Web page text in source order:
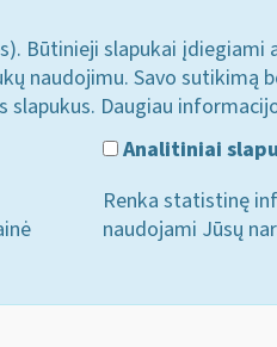
Būtinieji slapukai
naudojimu. Savo sutikimą
Daugiau
Analitiniai
Renka statistinę
naudojami Jūsų